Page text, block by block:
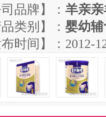
司品牌】： 羊亲
品类别】： 婴幼
布时间】：2012-